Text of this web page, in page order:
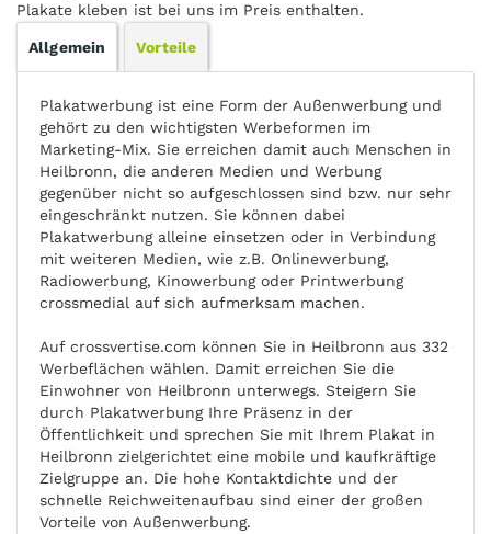
Plakate kleben ist bei uns im Preis enthalten.
Allgemein Vorteile
Plakatwerbung ist eine Form der Außenwerbung und
gehört zu den wichtigsten Werbeformen im
Marketing-Mix. Sie erreichen damit auch Menschen in
Heilbronn, die anderen Medien und Werbung
gegenüber nicht so aufgeschlossen sind bzw. nur sehr
eingeschränkt nutzen. Sie können dabei
Plakatwerbung alleine einsetzen oder in Verbindung
mit weiteren Medien, wie z.B. Onlinewerbung,
Radiowerbung, Kinowerbung oder Printwerbung
crossmedial auf sich aufmerksam machen.
Auf crossvertise.com können Sie in Heilbronn aus 332
Werbeflächen wählen. Damit erreichen Sie die
Einwohner von Heilbronn unterwegs. Steigern Sie
durch Plakatwerbung Ihre Präsenz in der
Öffentlichkeit und sprechen Sie mit Ihrem Plakat in
Heilbronn zielgerichtet eine mobile und kaufkräftige
Zielgruppe an. Die hohe Kontaktdichte und der
schnelle Reichweitenaufbau sind einer der großen
Vorteile von Außenwerbung.